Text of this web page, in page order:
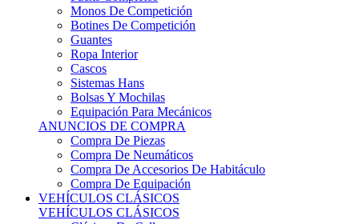
Monos De Competición
Botines De Competición
Guantes
Ropa Interior
Cascos
Sistemas Hans
Bolsas Y Mochilas
Equipación Para Mecánicos
ANUNCIOS DE COMPRA
Compra De Piezas
Compra De Neumáticos
Compra De Accesorios De Habitáculo
Compra De Equipación
VEHÍCULOS CLÁSICOS
VEHÍCULOS CLÁSICOS